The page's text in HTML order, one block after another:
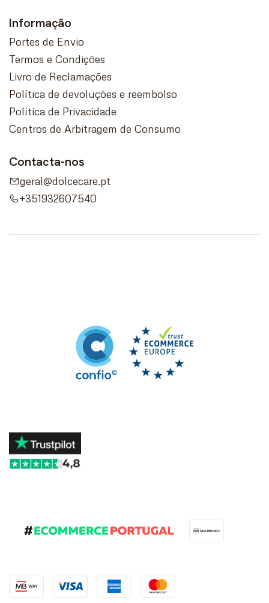
Informação
Portes de Envio
Termos e Condições
Livro de Reclamações
Política de devoluções e reembolso
Política de Privacidade
Centros de Arbitragem de Consumo
Contacta-nos
geral@dolcecare.pt
+351932607540